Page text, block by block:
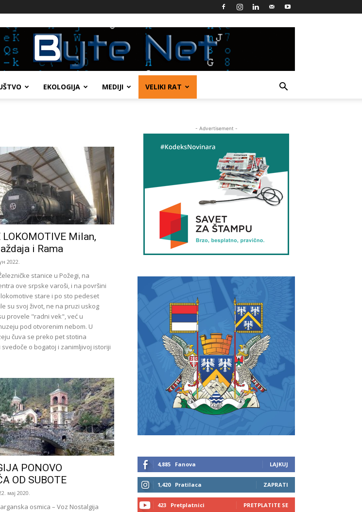
EKOLOGIJA MEDIJI VELIKI RAT
LOKOMOTIVE Milan,
i Rama
2022.
stanice u Požegi, na
ove srpske varoši, i na površini
stare i po sto pedeset
su svoj život, ne na pruzi uskog
provele "radni vek", već u
pod otvorenim nebom. U
čuva se preko pet stotina
o bogatoj i zanimljivoj istoriji
PONOVO
OD SUBOTE
мај 2020.
osmica – Voz Nostalgija
- Advertisement -
4,885 Fanova LAJKUJ
1,420 Pratilaca ZAPRATI
423 Pretplatnici PRETPLATITE SE